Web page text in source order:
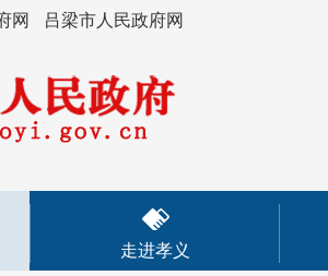
网 吕梁市人民政府网
走进孝义